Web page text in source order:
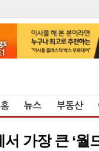
뉴스 부동산
가장 큰 ‘월